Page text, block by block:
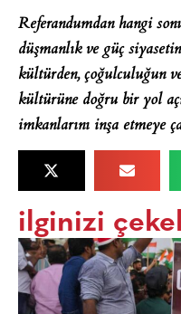
Referandumdan hangi
düşmanlık ve güç
kültürden, çoğulculuğun
kültürüne doğru bir yol
imkanlarını inşa etmeye
ilginizi